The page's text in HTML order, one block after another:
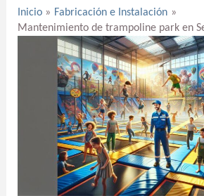
Inicio
Fabricación e Instalación
Mantenimiento de trampoline park en
entradas